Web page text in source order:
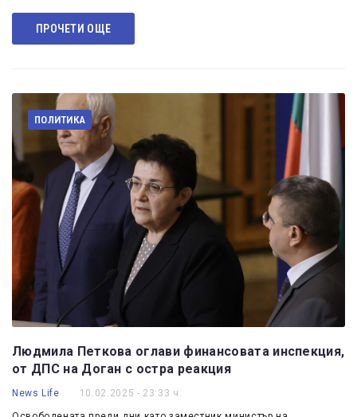
ПРОЧЕТИ ОЩЕ
ПОЛИТИКА
Людмила Петкова оглави финансовата инспекция,
от ДПС на Доган с остра реакция
News Life 10.02.2025 - 23:33 ч.